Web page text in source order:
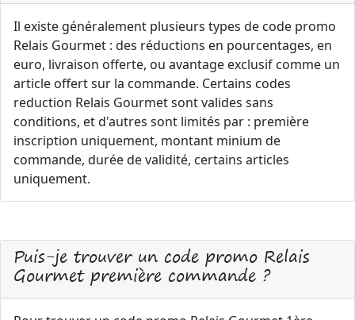
Il existe généralement plusieurs types de code promo
Relais Gourmet : des réductions en pourcentages, en
euro, livraison offerte, ou avantage exclusif comme un
article offert sur la commande. Certains codes
reduction Relais Gourmet sont valides sans
conditions, et d'autres sont limités par : première
inscription uniquement, montant minium de
commande, durée de validité, certains articles
uniquement.
Puis-je trouver un code promo Relais
Gourmet première commande ?